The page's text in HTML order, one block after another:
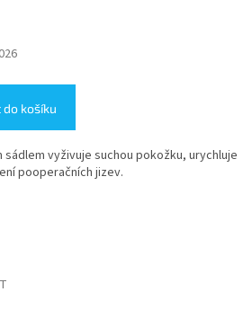
do košíku
vyživuje suchou pokožku, urychluje
pooperačních jizev.